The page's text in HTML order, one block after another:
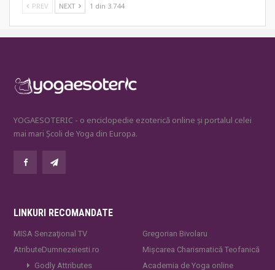
PREV NEXT 1 din 3.744
YOGAESOTERIC - o enciclopedie ezoterică online și portalul celei
mai mari Școli de Yoga din Europa.
LINKURI RECOMANDATE
MISA Senzaţional TV
AtributeDumnezeiesti.ro
Godly Attributes
Gregorian Bivolaru
Mișcarea Charismatică Teofanică
Academia de Yoga online